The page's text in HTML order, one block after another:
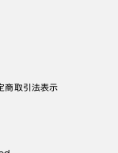
商取引法表示